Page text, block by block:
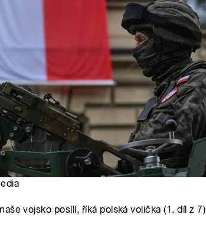
vojsko posílí, říká polská volička (1. díl z 7)